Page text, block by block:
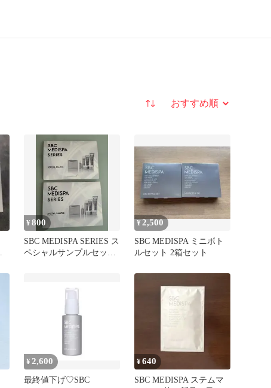
並び替え
¥800
SBC MEDISPA SERIES ス
ペシャルサンプルセット
¥ 2,500
SBC MEDISPA ミニボト
ルセット 2箱セット
¥ 2,600
最終値下げ♡SBC
¥640
SBC MEDISPA ステムマ